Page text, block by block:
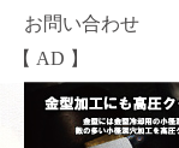
お問い合わせ
【 AD 】